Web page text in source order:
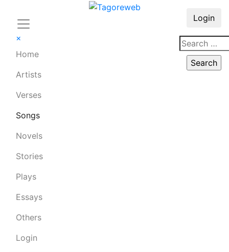
×
Home
Artists
Verses
Songs
Novels
Stories
Plays
Essays
Others
Login
Login